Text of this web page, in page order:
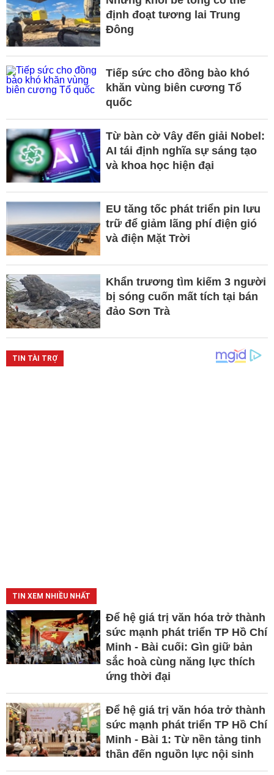
định đoạt tương lai Trung
Đông
Tiếp sức cho đồng bào khó
khăn vùng biên cương Tổ
quốc
Từ bàn cờ Vây đến giải Nobel:
AI tái định nghĩa sự sáng tạo
và khoa học hiện đại
EU tăng tốc phát triển pin lưu
trữ để giảm lãng phí điện gió
và điện Mặt Trời
Khẩn trương tìm kiếm 3 người
bị sóng cuốn mất tích tại bán
đảo Sơn Trà
TIN XEM NHIỀU NHẤT
Để hệ giá trị văn hóa trở thành
sức mạnh phát triển TP Hồ Chí
Minh - Bài cuối: Gìn giữ bản
sắc hoà cùng năng lực thích
ứng thời đại
Để hệ giá trị văn hóa trở thành
sức mạnh phát triển TP Hồ Chí
Minh - Bài 1: Từ nền tảng tinh
thần đến nguồn lực nội sinh